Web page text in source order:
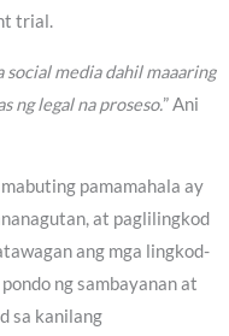
trial.
social media dahil maaaring
ng legal na proseso.” Ani
pamamahala ay
at paglilingkod
ang mga lingkod-
ng sambayanan at
sa kanilang